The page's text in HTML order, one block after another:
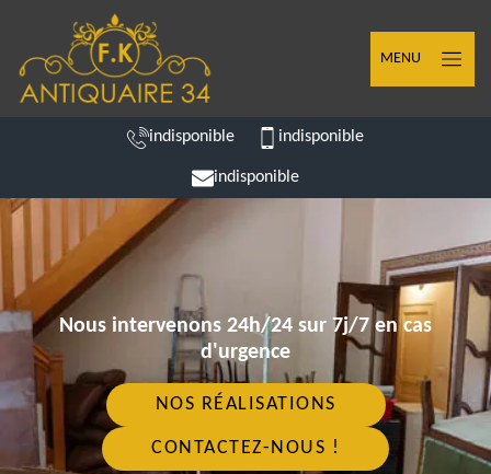
MENU
indisponible indisponible
indisponible
Nous intervenons 24h/24 sur 7j/7 en cas
d'urgence
NOS RÉALISATIONS
CONTACTEZ-NOUS !